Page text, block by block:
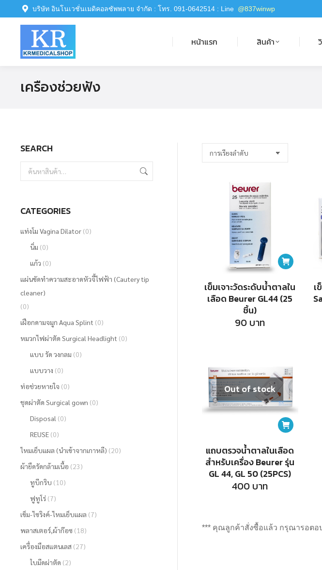
บริษัท อินโนเวชั่นเมดิคอลซัพพลาย จำกัด : โทร. 091-0642514 : Line @837winwp
หน้าแรก สินค้า
เครื่องช่วยฟัง
เข็มเจาะวัดระดับน้ำตาลใน
เลือด Beurer GL44 (25
ชิ้น)
90 บาท
เ
Out of stock
แถบตรวจน้ำตาลในเลือด
สำหรับเครื่อง Beurer รุ่น
GL 44, GL 50 (25PCS)
400 บาท
*** คุณลูกค้าสั่งซื้อแล้ว กรุณารอตอ
SEARCH
CATEGORIES
แท่งโม Vagina Dilator (0)
นิ่ม (0)
แก้ว (0)
แผ่นขัดทำความสะอาดหัวจี้ไฟฟ้า (Cautery tip
cleaner)
(0)
เฝือกดามจมูก Aqua Splint (0)
หมวกไฟผ่าตัด Surgical Headlight (0)
แบบ รัด วงกลม (0)
แบบวาง (0)
ท่อช่วยหายใจ (0)
ชุดผ่าตัด Surgical gown (0)
Disposal (0)
REUSE (0)
ไหมเย็บแผล (นำเข้าจากเกาหลี) (20)
ผ้ายืดรัดกล้ามเนื้อ (23)
ทูบีกริบ (10)
ฟูทูโร่ (7)
เข็ม-ไซริงค์-ไหมเย็บแผล (7)
พลาสเตอร์,ผ้าก๊อซ (18)
เครื่องมือสแตนเลส (27)
ใบมีดผ่าตัด (2)
หน้าแรก สินค้า วิธีกา